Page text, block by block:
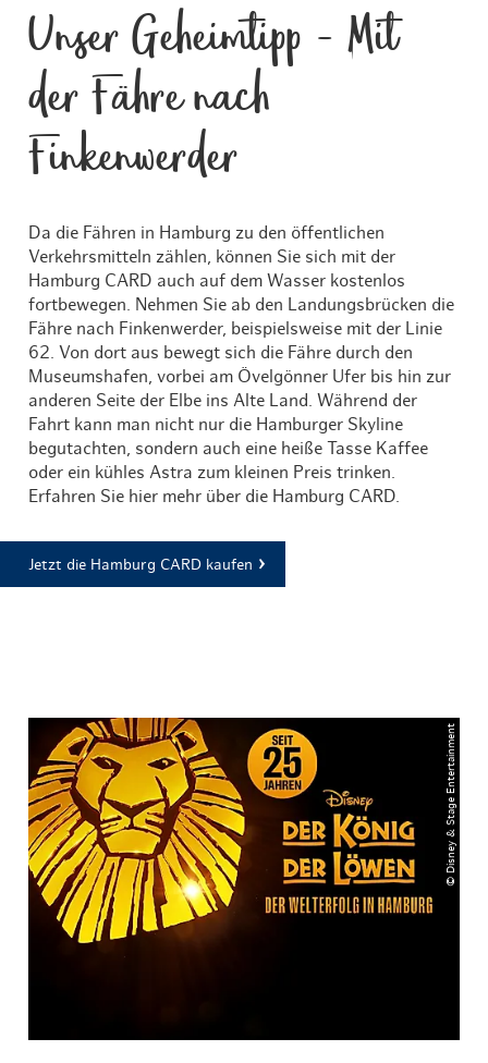
Unser Geheimtipp - Mit
der Fähre nach
Finkenwerder
Da die Fähren in Hamburg zu den öffentlichen
Verkehrsmitteln zählen, können Sie sich mit der
Hamburg CARD auch auf dem Wasser kostenlos
fortbewegen. Nehmen Sie ab den Landungsbrücken die
Fähre nach Finkenwerder, beispielsweise mit der Linie
62. Von dort aus bewegt sich die Fähre durch den
Museumshafen, vorbei am Övelgönner Ufer bis hin zur
anderen Seite der Elbe ins Alte Land. Während der
Fahrt kann man nicht nur die Hamburger Skyline
begutachten, sondern auch eine heiße Tasse Kaffee
oder ein kühles Astra zum kleinen Preis trinken.
Erfahren Sie hier mehr über die Hamburg CARD.
Jetzt die Hamburg CARD kaufen
© Disney & Stage Entertainment